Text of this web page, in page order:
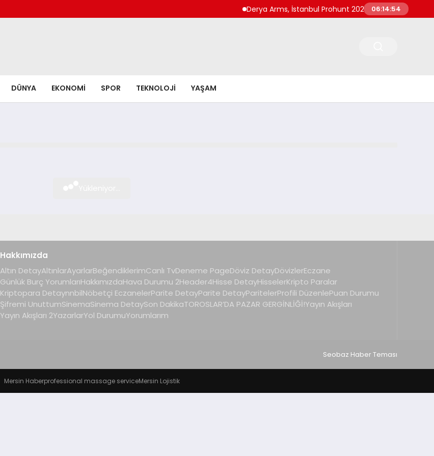
Derya Arms, İstanbul Prohunt 2026’da yeni nesil
06:14:54
DÜNYA EKONOMI SPOR TEKNOLOJI YAŞAM
Hakkımızda
Altın DetayAltınlarAyarlarBeğendiklerimCanlı TvDeneme PageDöviz DetayDövizlerEczane
Günlük Burç YorumlarıHakkımızdaHava Durumu 2Header4Hisse DetayHisselerKripto Paralar
Kriptopara DetaynnbilNöbetçi EczanelerParite DetayParite DetayParitelerProfili DüzenlePuan Durumu
Şifremi UnuttumSinemaSinema DetaySon DakikaTOROSLAR’DA PAZAR GERGİNLİĞİ!Yayın Akışları
Yayın Akışları 2YazarlarYol DurumuYorumlarım
Seobaz Haber Teması
Mersin Haberprofessional massage serviceMersin Lojistik